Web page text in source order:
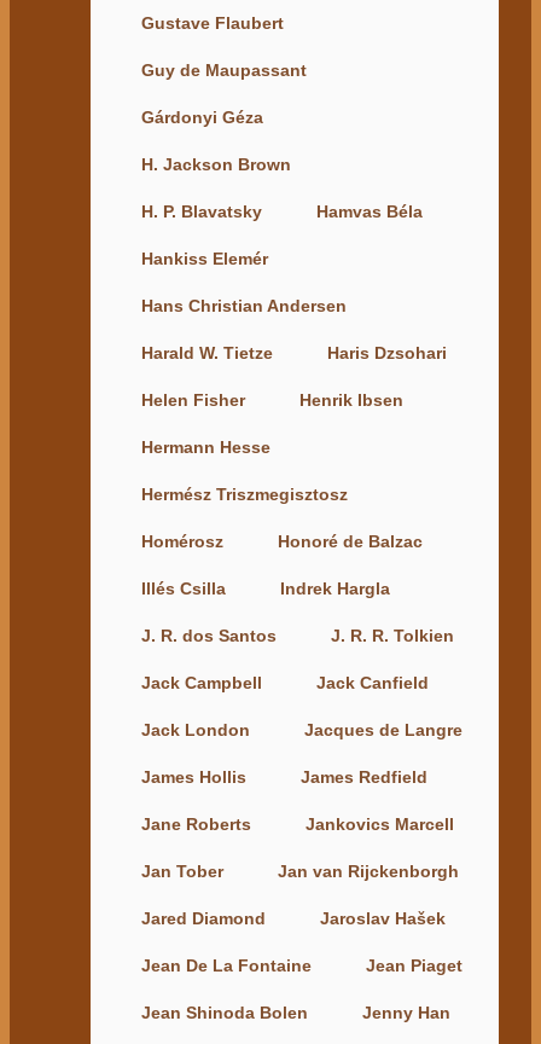
Gustave Flaubert
Guy de Maupassant
Gárdonyi Géza
H. Jackson Brown
H. P. Blavatsky Hamvas Béla
Hankiss Elemér
Hans Christian Andersen
Harald W. Tietze Haris Dzsohari
Helen Fisher Henrik Ibsen
Hermann Hesse
Hermész Triszmegisztosz
Homérosz Honoré de Balzac
Illés Csilla Indrek Hargla
J. R. dos Santos J. R. R. Tolkien
Jack Campbell Jack Canfield
Jack London Jacques de Langre
James Hollis James Redfield
Jane Roberts Jankovics Marcell
Jan Tober Jan van Rijckenborgh
Jared Diamond Jaroslav Hašek
Jean De La Fontaine Jean Piaget
Jean Shinoda Bolen Jenny Han